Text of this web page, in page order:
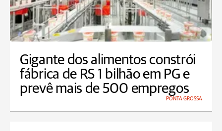
Gigante dos alimentos constrói
fábrica de RS 1 bilhão em PG e
prevê mais de 500 empregos
PONTA GROSSA